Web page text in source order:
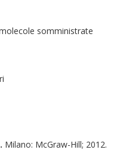
somministrate
Milano: McGraw-Hill; 2012.